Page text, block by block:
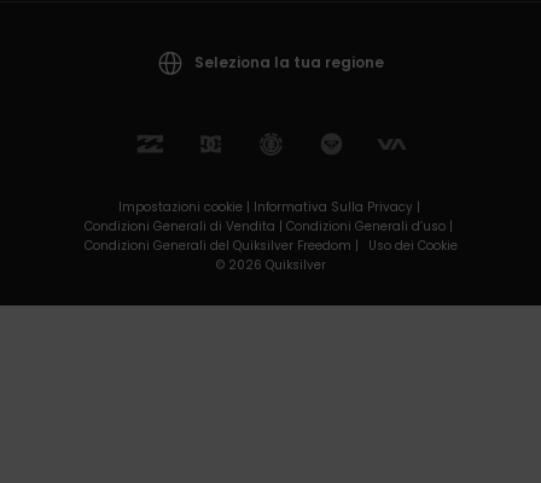
Seleziona la tua regione
Impostazioni cookie | Informativa Sulla Privacy |
Condizioni Generali di Vendita | Condizioni Generali d’uso |
Condizioni Generali del Quiksilver Freedom |
Uso dei Cookie
© 2026 Quiksilver